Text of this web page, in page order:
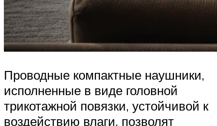
Проводные компактные наушники,
исполненные в виде головной
трикотажной повязки, устойчивой к
воздействию влаги, позволят